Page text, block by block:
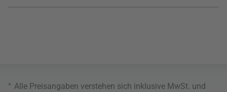
* Alle Preisangaben verstehen sich inklusive MwSt. und